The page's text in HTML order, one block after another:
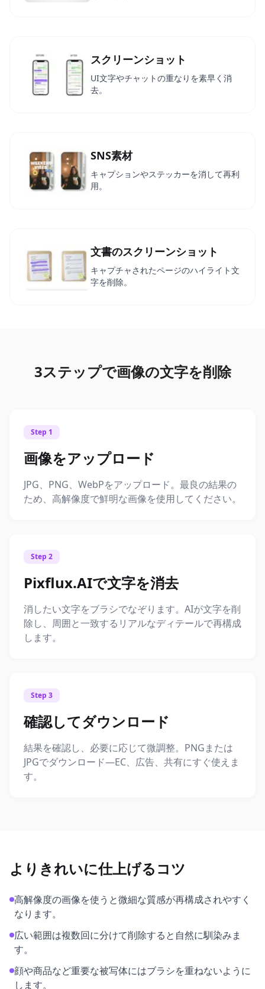
スクリーンショット
UI文字やチャットの重なりを素早く消
去。
SNS素材
キャプションやステッカーを消して再利
用。
文書のスクリーンショット
キャプチャされたページのハイライト文
字を削除。
3ステップで画像の文字を削除
Step 1
画像をアップロード
JPG、PNG、WebPをアップロード。最良の結果の
ため、高解像度で鮮明な画像を使用してください。
Step 2
Pixflux.AIで文字を消去
消したい文字をブラシでなぞります。AIが文字を削
除し、周囲と一致するリアルなディテールで再構成
します。
Step 3
確認してダウンロード
結果を確認し、必要に応じて微調整。PNGまたは
JPGでダウンロード—EC、広告、共有にすぐ使えま
す。
よりきれいに仕上げるコツ
高解像度の画像を使うと微細な質感が再構成されやすく
なります。
広い範囲は複数回に分けて削除すると自然に馴染みま
す。
顔や商品など重要な被写体にはブラシを重ねないように
します。